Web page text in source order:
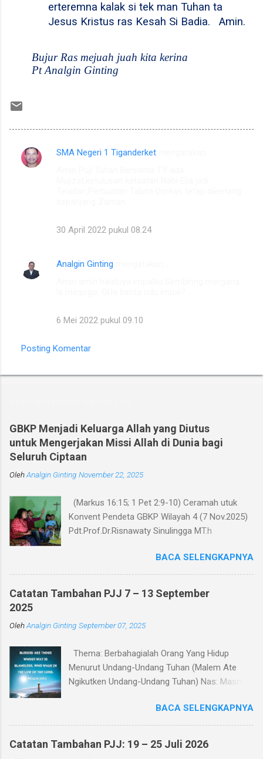
erteremna kalak si tek man Tuhan ta
Jesus Kristus ras Kesah Si Badia.
Amin.
Bujur Ras mejuah juah kita kerina
Pt Analgin Ginting
K
r
SMA Negeri 1 Tiganderket
30 April 2022 pukul 08.24
Analgin Ginting
6 Mei 2022 pukul 09.10
Posting Komentar
GBKP Menjadi Keluarga Allah yang Diutus
untuk Mengerjakan Missi Allah di Dunia bagi
Seluruh Ciptaan
OlehAnalgin Ginting November 22, 2025
(Markus 16:15; 1 Pet 2:9-10) Ceramah utuk
Konvent Pendeta GBKP Wilayah 4 (7 Nov.2025)
Pdt.Prof.Dr.Risnawaty Sinulingga MT.h
kesempatan berharga saat ini dalam
menyampaikan ceramah tentang visi baru
gereja GBKP. Ceramah ini disampaikan menurut
perumusan visi, dianalisa berdasarkan teks
dibandingkan dengan panggilan gereja dalam
GBKP yang sedikit berbeda dengan teks acuan
Alkitab, menunjukkan bahwa GBKP memiliki
landasan dogmatis yang cukup kuat dalam
ceramah, akan dipaparkan makna kata-kata
dalam visi yaitu “Menjadi Keluarga Allah yang
Diutus”, “Untuk Mengerjakan Missi Allah di
BACA SELENGKAPNYA
Catatan Tambahan PJJ 7 – 13 September
2025
OlehAnalgin Ginting September 07, 2025
Thema: Berbahagialah Orang Yang Hidup
Menurut Undang-Undang Tuhan (Malem Ate
Ngikutken Undang-Undang Tuhan) Nas: Masmur
hakikatnya mencari kebahagiaan. Namun
pertanyaan yang mendasar adalah: apakah
sumber kebahagiaan itu? Sebagian orang
BACA SELENGKAPNYA
Catatan Tambahan PJJ: 19 – 25 Juli 2026